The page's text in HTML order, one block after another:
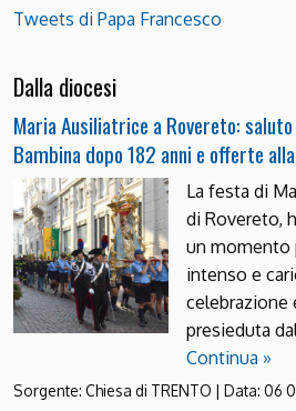
Tweets di Papa Francesco
Dalla diocesi
Maria Ausiliatrice a Rovereto:
Bambina dopo 182 anni e offerte
La festa di
di Rovereto,
un momento
intenso e
celebrazione
presieduta
Continua »
Sorgente: Chiesa di TRENTO | Data: 06